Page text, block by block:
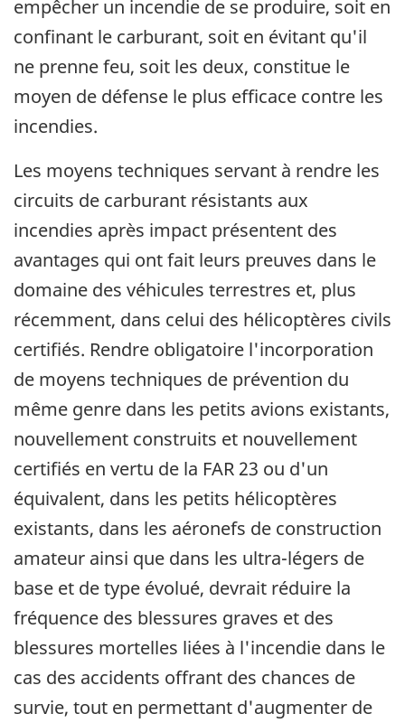
empêcher un incendie de se produire, soit en
confinant le carburant, soit en évitant qu'il
ne prenne feu, soit les deux, constitue le
moyen de défense le plus efficace contre les
incendies.
Les moyens techniques servant à rendre les
circuits de carburant résistants aux
incendies après impact présentent des
avantages qui ont fait leurs preuves dans le
domaine des véhicules terrestres et, plus
récemment, dans celui des hélicoptères civils
certifiés. Rendre obligatoire l'incorporation
de moyens techniques de prévention du
même genre dans les petits avions existants,
nouvellement construits et nouvellement
certifiés en vertu de la FAR 23 ou d'un
équivalent, dans les petits hélicoptères
existants, dans les aéronefs de construction
amateur ainsi que dans les ultra-légers de
base et de type évolué, devrait réduire la
fréquence des blessures graves et des
blessures mortelles liées à l'incendie dans le
cas des accidents offrant des chances de
survie, tout en permettant d'augmenter de